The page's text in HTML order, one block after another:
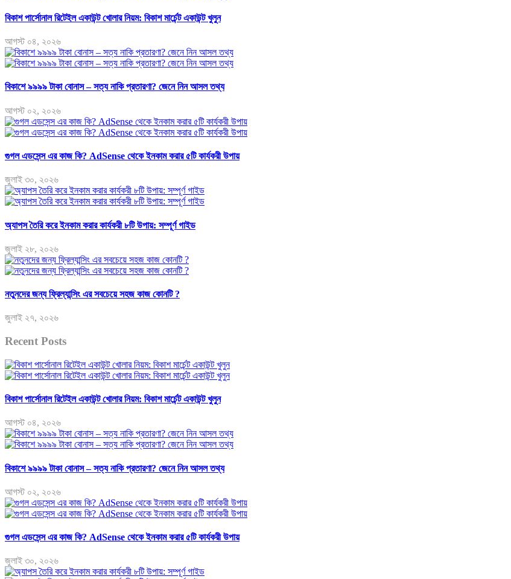
বিকাশ পার্সোনাল রিটেইল একাউন্ট খোলার নিয়ম: বিকাশ মার্চেন্ট একাউন্ট খুলুন
আগস্ট ০৪, ২০২৬
বিকাশে ৯৯৯৯ টাকা বোনাস – সত্য নাকি প্রতারণা? জেনে নিন আসল তথ্য
আগস্ট ০২, ২০২৬
গুগল এডসেন্স এর কাজ কি? AdSense থেকে ইনকাম করার ৫টি কার্যকরী উপায়
জুলাই ৩০, ২০২৬
অ্যাপস তৈরি করে ইনকাম করার কার্যকরী ৮টি উপায়: সম্পূর্ণ গাইড
জুলাই ২৮, ২০২৬
নতুনদের জন্য ফ্রিল্যান্সিং এর সবচেয়ে সহজ কাজ কোনটি ?
জুলাই ২৭, ২০২৬
Recent Posts
বিকাশ পার্সোনাল রিটেইল একাউন্ট খোলার নিয়ম: বিকাশ মার্চেন্ট একাউন্ট খুলুন
আগস্ট ০৪, ২০২৬
বিকাশে ৯৯৯৯ টাকা বোনাস – সত্য নাকি প্রতারণা? জেনে নিন আসল তথ্য
আগস্ট ০২, ২০২৬
গুগল এডসেন্স এর কাজ কি? AdSense থেকে ইনকাম করার ৫টি কার্যকরী উপায়
জুলাই ৩০, ২০২৬